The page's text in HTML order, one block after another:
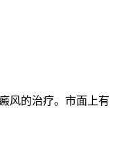
风的治疗。市面上有